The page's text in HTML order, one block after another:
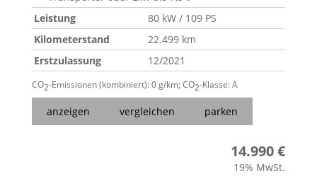
Leistung
80 kW / 109 PS
Kilometerstand
22.499 km
Erstzulassung
12/2021
CO2-Emissionen (kombiniert):0 g/km;CO2-Klasse:A
anzeigen vergleichen parken
14.990 €
19% MwSt.